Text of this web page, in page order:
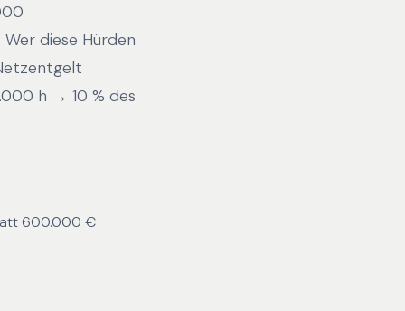
diese Hürden
h → 10 % des
600.000 €